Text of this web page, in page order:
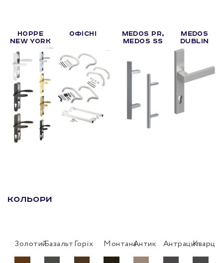
HOPPE
NEW YORK
ОФІСНІ
MEDOS PR,
MEDOS SS
MEDOS
DUBLIN
Кольори
ЗолотийБазальтГоріх МонтанаАнтик АнтрацитКварц